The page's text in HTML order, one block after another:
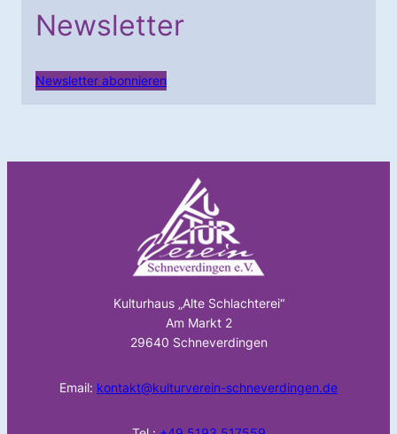
Newsletter
Newsletter abonnieren
Kulturhaus „Alte Schlachterei“
Am Markt 2
29640 Schneverdingen
Email: kontakt@kulturverein-schneverdingen.de